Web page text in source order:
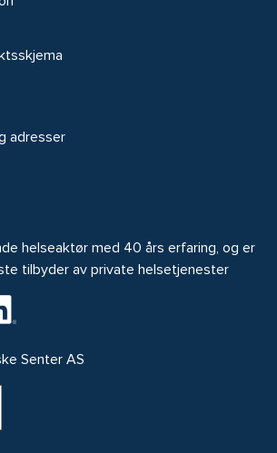
helseaktør med 40 års erfaring, og er
tilbyder av private helsetjenester
Instagram
Senter AS
adresser